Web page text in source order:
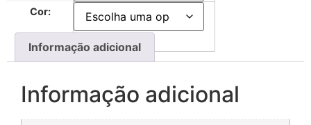
Cor:
Informação adicional
Informação adicional